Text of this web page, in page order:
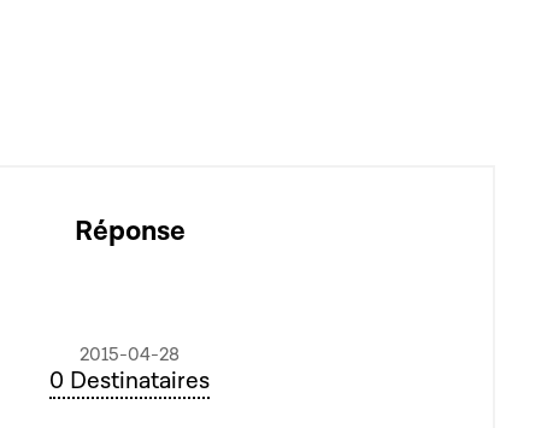
Réponse
2015-04-28
0 Destinataires